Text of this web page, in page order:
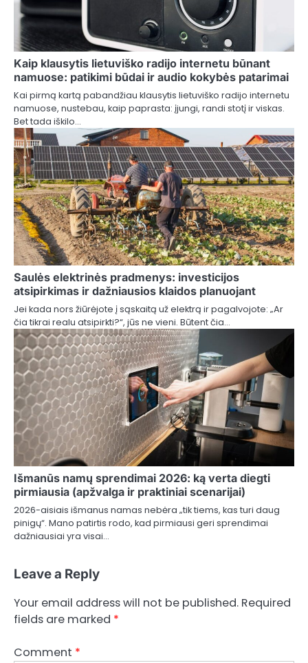
Kaip klausytis lietuviško radijo internetu būnant
namuose: patikimi būdai ir audio kokybės patarimai
Kai pirmą kartą pabandžiau klausytis lietuviško radijo internetu
namuose, nustebau, kaip paprasta: įjungi, randi stotį ir viskas.
Bet tada iškilo…
Saulės elektrinės pradmenys: investicijos
atsipirkimas ir dažniausios klaidos planuojant
Jei kada nors žiūrėjote į sąskaitą už elektrą ir pagalvojote: „Ar
čia tikrai realu atsipirkti?“, jūs ne vieni. Būtent čia…
Išmanūs namų sprendimai 2026: ką verta diegti
pirmiausia (apžvalga ir praktiniai scenarijai)
2026-aisiais išmanus namas nebėra „tik tiems, kas turi daug
pinigų“. Mano patirtis rodo, kad pirmiausi geri sprendimai
dažniausiai yra visai…
Leave a Reply
Your email address will not be published. Required
fields are marked *
Comment *